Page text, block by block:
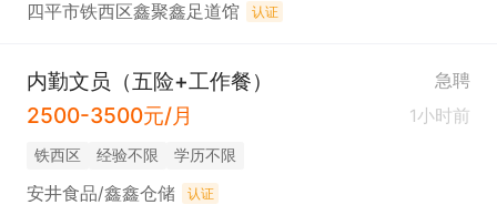
四平市铁西区鑫聚鑫足道馆 认证
内勤文员（五险+工作餐） 急聘
2500-3500元/月 1小时前
铁西区 经验不限 学历不限
安井食品/鑫鑫仓储 认证